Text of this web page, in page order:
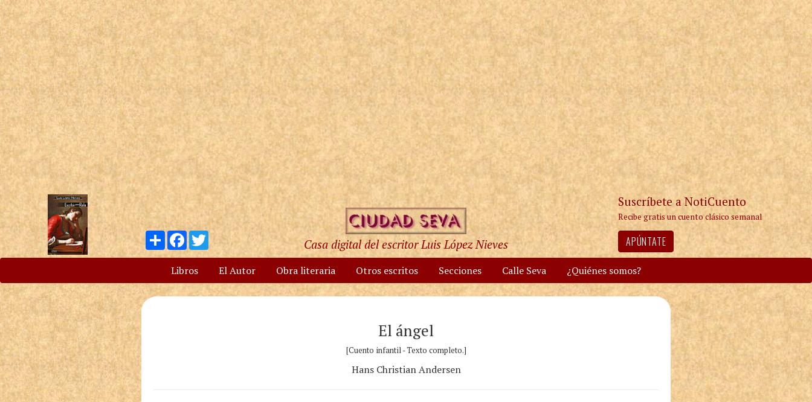
Compartir
Facebook
Twitter
Casa digital del escritor Luis López Nieves
Suscríbete a NotiCuento
Recibe gratis un cuento clásico semanal
APÚNTATE
Libros El Autor Obra literaria Otros escritos Secciones Calle Seva ¿Quiénes somos?
El ángel
[Cuento infantil - Texto completo.]
Hans Christian Andersen